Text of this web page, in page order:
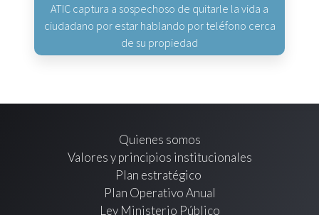
ATIC captura a sospechoso de quitarle la vida a
ciudadano por estar hablando por teléfono cerca
de su propiedad
Quienes somos
Valores y principios institucionales
Plan estratégico
Plan Operativo Anual
Ley Ministerio Público